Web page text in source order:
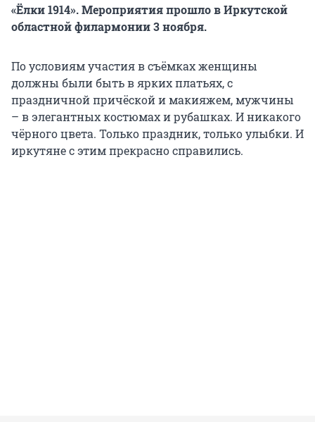
«Ёлки 1914». Мероприятия прошло в Иркутской
областной филармонии 3 ноября.
По условиям участия в съёмках женщины
должны были быть в ярких платьях, с
праздничной причёской и макияжем, мужчины
– в элегантных костюмах и рубашках. И никакого
чёрного цвета. Только праздник, только улыбки. И
иркутяне с этим прекрасно справились.